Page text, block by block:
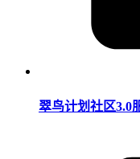
翠鸟计划社区3.0